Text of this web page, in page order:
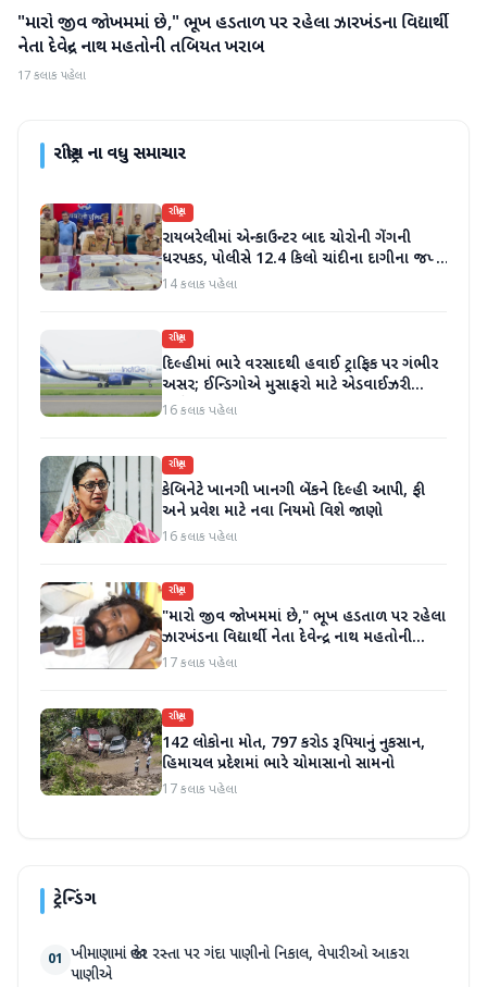
રાષ્ટ્રીય
"મારો જીવ જોખમમાં છે," ભૂખ હડતાળ પર રહેલા ઝારખંડના વિદ્યાર્થી
નેતા દેવેન્દ્ર નાથ મહતોની તબિયત ખરાબ
17 કલાક પહેલા
રાષ્ટ્રીયના વધુ સમાચાર
રાષ્ટ્રીય
રાયબરેલીમાં એન્કાઉન્ટર બાદ ચોરોની ગેંગની
ધરપકડ, પોલીસે 12.4 કિલો ચાંદીના દાગીના જપ્ત
કર્યા
14 કલાક પહેલા
રાષ્ટ્રીય
દિલ્હીમાં ભારે વરસાદથી હવાઈ ટ્રાફિક પર ગંભીર
અસર; ઈન્ડિગોએ મુસાફરો માટે એડવાઈઝરી
જાહેર કરી
16 કલાક પહેલા
રાષ્ટ્રીય
કેબિનેટે ખાનગી ખાનગી બેંકને દિલ્હી આપી, ફી
અને પ્રવેશ માટે નવા નિયમો વિશે જાણો
16 કલાક પહેલા
રાષ્ટ્રીય
"મારો જીવ જોખમમાં છે," ભૂખ હડતાળ પર રહેલા
ઝારખંડના વિદ્યાર્થી નેતા દેવેન્દ્ર નાથ મહતોની
તબિયત ખરાબ
17 કલાક પહેલા
રાષ્ટ્રીય
142 લોકોના મોત, 797 કરોડ રૂપિયાનું નુકસાન,
હિમાચલ પ્રદેશમાં ભારે ચોમાસાનો સામનો
17 કલાક પહેલા
ટ્રેન્ડિંગ
01 ખીમાણામાં જાહેર રસ્તા પર ગંદા પાણીનો નિકાલ, વેપારીઓ આકરા
પાણીએ